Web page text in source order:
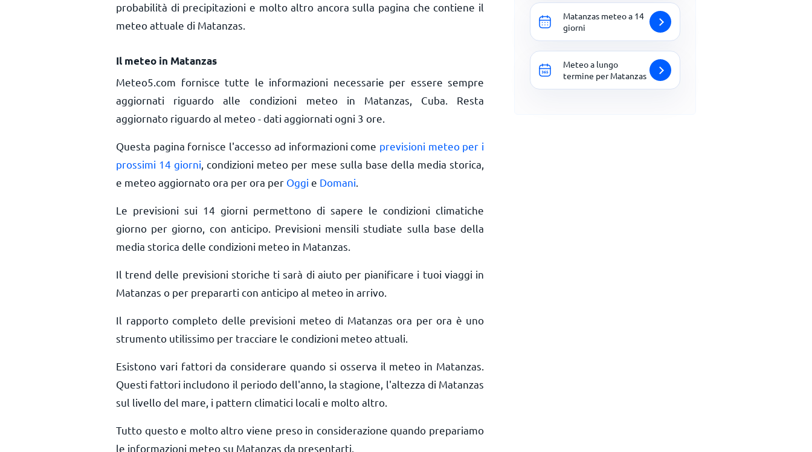
probabilità di precipitazioni e molto altro ancora sulla pagina che contiene il
meteo attuale di Matanzas.
Il meteo in Matanzas
Meteo5.com fornisce tutte le informazioni necessarie per essere sempre
aggiornati riguardo alle condizioni meteo in Matanzas, Cuba. Resta
aggiornato riguardo al meteo - dati aggiornati ogni 3 ore.
Questa pagina fornisce l'accesso ad informazioni come previsioni meteo per i
prossimi 14 giorni , condizioni meteo per mese sulla base della media storica,
e meteo aggiornato ora per ora per Oggi e Domani
Le previsioni sui 14 giorni permettono di sapere le condizioni climatiche
giorno per giorno, con anticipo. Previsioni mensili studiate sulla base della
media storica delle condizioni meteo in Matanzas.
Il trend delle previsioni storiche ti sarà di aiuto per pianificare i tuoi viaggi in
Matanzas o per prepararti con anticipo al meteo in arrivo.
Il rapporto completo delle previsioni meteo di Matanzas ora per ora è uno
strumento utilissimo per tracciare le condizioni meteo attuali.
Esistono vari fattori da considerare quando si osserva il meteo in Matanzas.
Questi fattori includono il periodo dell'anno, la stagione, l'altezza di Matanzas
sul livello del mare, i pattern climatici locali e molto altro.
Tutto questo e molto altro viene preso in considerazione quando prepariamo
le informazioni meteo su Matanzas da presentarti.
Matanzas meteo a 14
giorni
Meteo a lungo
termine per Matanzas